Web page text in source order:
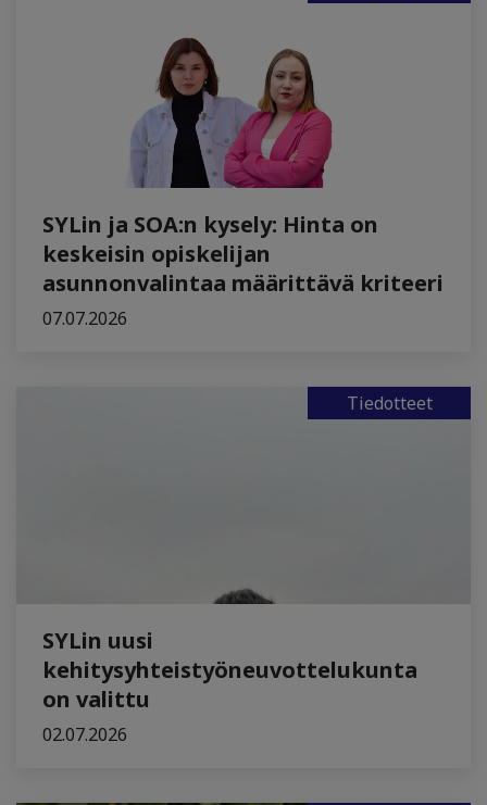
SYLin ja SOA:n kysely: Hinta on
keskeisin opiskelijan
asunnonvalintaa määrittävä kriteeri
07.07.2026
Tiedotteet
SYLin uusi
kehitysyhteistyöneuvottelukunta
on valittu
02.07.2026